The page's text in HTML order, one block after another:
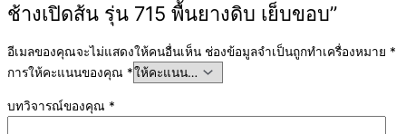
ช้างเปิดส้น รุ่น 715 พื้นยางดิบ เย็บขอบ”
อีเมลของคุณจะไม่แสดงให้คนอื่นเห็น ช่องข้อมูลจำเป็นถูกทำเครื่องหมาย *
การให้คะแนนของคุณ *
บทวิจารณ์ของคุณ *